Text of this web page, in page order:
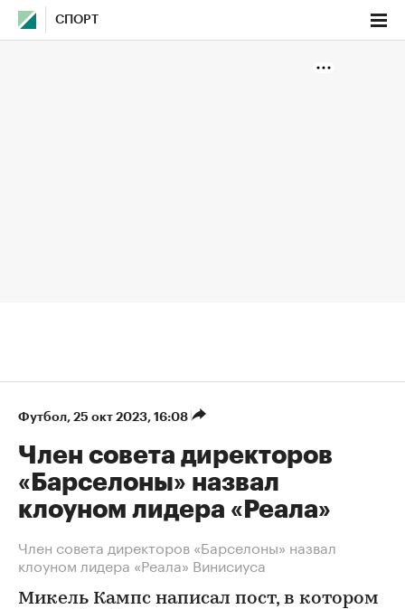
СПОРТ
Футбол⁠, 25 окт 2023, 16:08
Член совета директоров
«Барселоны» назвал
клоуном лидера «Реала»
Член совета директоров «Барселоны» назвал
клоуном лидера «Реала» Винисиуса
Микель Кампс написал пост, в котором